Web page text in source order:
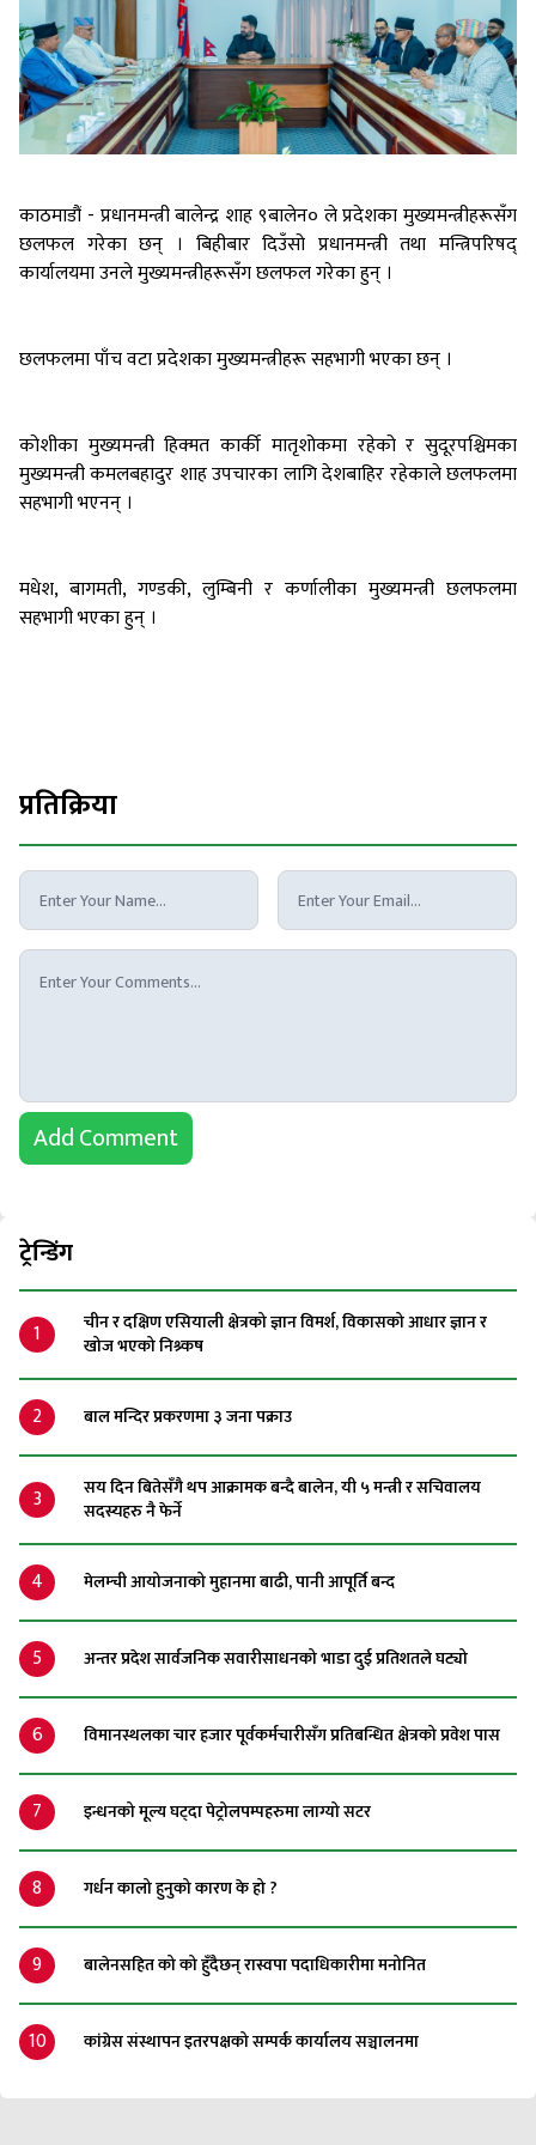
काठमाडौं - प्रधानमन्त्री बालेन्द्र शाह ९बालेन० ले प्रदेशका मुख्यमन्त्रीहरूसँग
छलफल गरेका छन् । बिहीबार दिउँसो प्रधानमन्त्री तथा मन्त्रिपरिषद्
कार्यालयमा उनले मुख्यमन्त्रीहरूसँग छलफल गरेका हुन् ।
छलफलमा पाँच वटा प्रदेशका मुख्यमन्त्रीहरू सहभागी भएका छन् ।
कोशीका मुख्यमन्त्री हिक्मत कार्की मातृशोकमा रहेको र सुदूरपश्चिमका
मुख्यमन्त्री कमलबहादुर शाह उपचारका लागि देशबाहिर रहेकाले छलफलमा
सहभागी भएनन् ।
मधेश, बागमती, गण्डकी, लुम्बिनी र कर्णालीका मुख्यमन्त्री छलफलमा
सहभागी भएका हुन् ।
प्रतिक्रिया
Add Comment
ट्रेन्डिंग
1
चीन र दक्षिण एसियाली क्षेत्रको ज्ञान विमर्श, विकासको आधार ज्ञान र
खोज भएको निश्र्कष
2 बाल मन्दिर प्रकरणमा ३ जना पक्राउ
3
सय दिन बितेसँगै थप आक्रामक बन्दै बालेन, यी ५ मन्त्री र सचिवालय
सदस्यहरु नै फेर्ने
4 मेलम्ची आयोजनाको मुहानमा बाढी, पानी आपूर्ति बन्द
5 अन्तर प्रदेश सार्वजनिक सवारीसाधनको भाडा दुई प्रतिशतले घट्यो
6 विमानस्थलका चार हजार पूर्वकर्मचारीसँग प्रतिबन्धित क्षेत्रको प्रवेश पास
7 इन्धनको मूल्य घट्दा पेट्रोलपम्पहरुमा लाग्यो सटर
8 गर्धन कालो हुनुको कारण के हो ?
9 बालेनसहित को को हुँदैछन् रास्वपा पदाधिकारीमा मनोनित
10 कांग्रेस संस्थापन इतरपक्षको सम्पर्क कार्यालय सञ्चालनमा